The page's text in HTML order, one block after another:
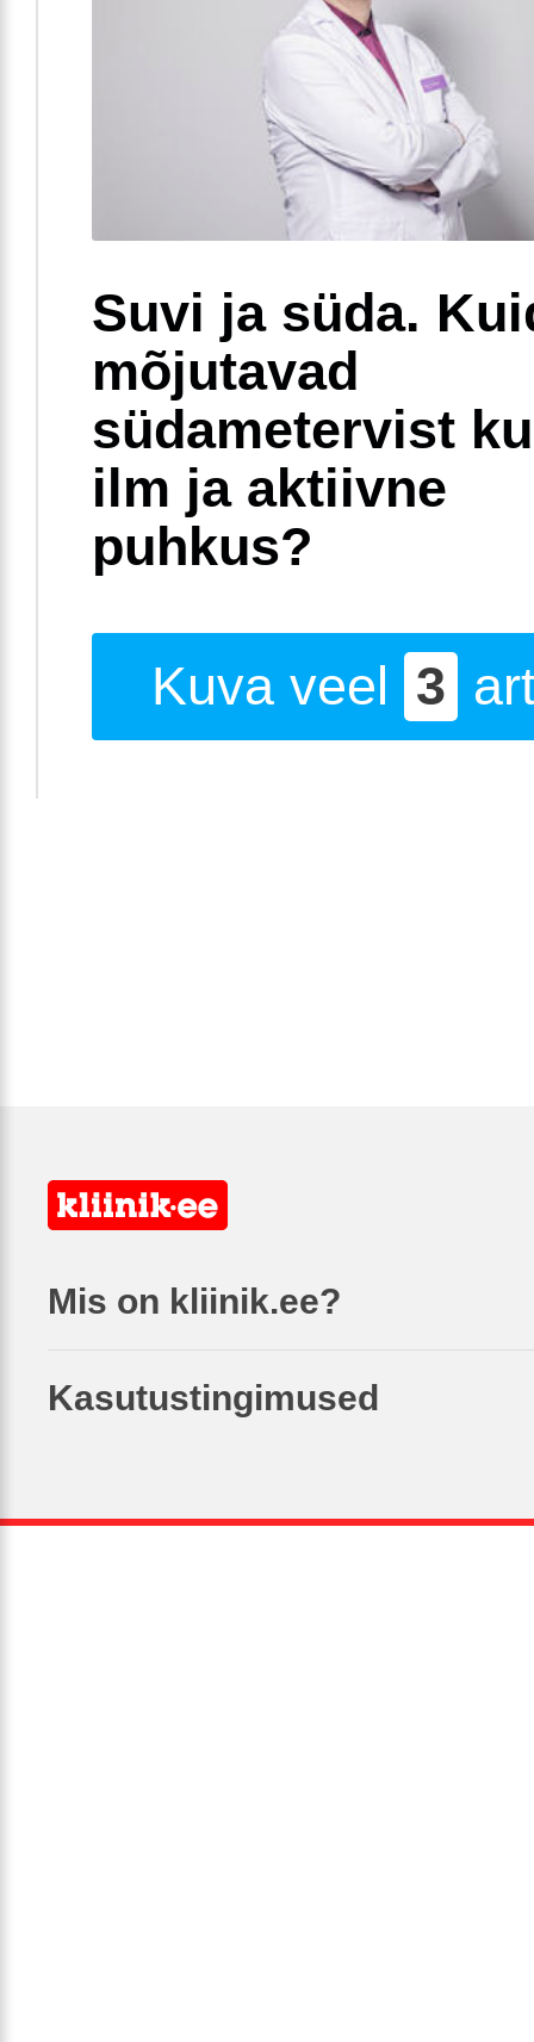
Suvi ja süda.
mõjutavad
südametervist
ilm ja aktiivne
puhkus?
Kuva veel 3
Mis on kliinik.ee?
Kasutustingimused